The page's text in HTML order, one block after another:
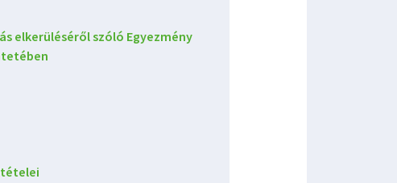
elkerüléséről szóló Egyezmény